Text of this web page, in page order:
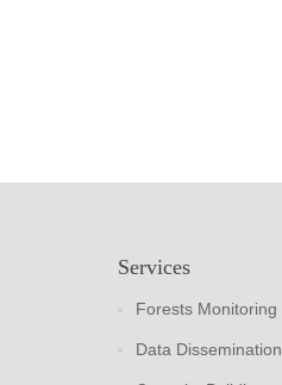
Services
Forests Monitoring
Data Dissemination